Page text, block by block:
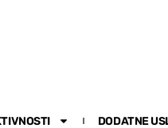
DODATNE